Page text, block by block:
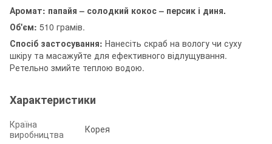
Аромат: папайя – солодкий кокос – персик і диня.
Об'єм: 510 грамів.
Спосіб застосування: Нанесіть скраб на вологу чи суху
шкіру та масажуйте для ефективного відлущування.
Ретельно змийте теплою водою.
Характеристики
Країна
виробництва
Корея